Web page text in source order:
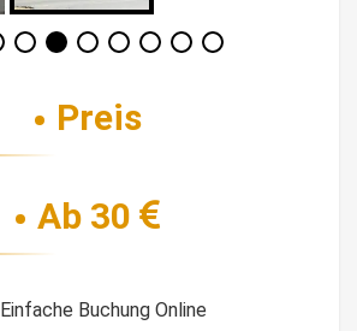
Preis
Ab 30
Einfache Buchung Online